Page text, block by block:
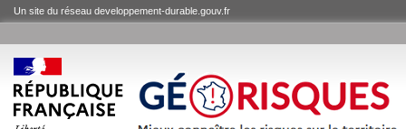
Un site du réseau developpement-durable.gouv.fr